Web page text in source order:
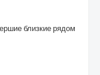
близкие рядом